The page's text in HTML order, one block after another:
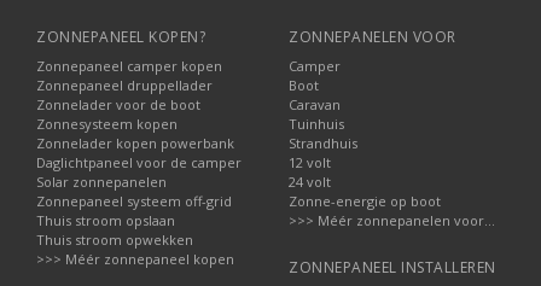
ZONNEPANEEL KOPEN?
Zonnepaneel camper kopen
Zonnepaneel druppellader
Zonnelader voor de boot
Zonnesysteem kopen
Zonnelader kopen powerbank
Daglichtpaneel voor de camper
Solar zonnepanelen
Zonnepaneel systeem off-grid
Thuis stroom opslaan
Thuis stroom opwekken
>>> Méér zonnepaneel kopen
ZONNEPANELEN VOOR
Camper
Boot
Caravan
Tuinhuis
Strandhuis
12 volt
24 volt
Zonne-energie op boot
>>> Méér zonnepanelen voor...
ZONNEPANEEL INSTALLEREN